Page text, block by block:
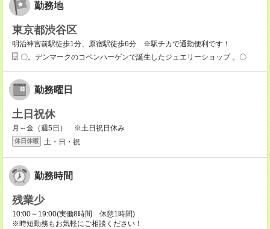
勤務地
東京都渋谷区
明治神宮前駅徒歩1分、原宿駅徒歩6分 ※駅チカで通勤便利です！
〇。デンマークのコペンハーゲンで誕生したジュエリーショップ 。〇
勤務曜日
土日祝休
月～金（週5日） ※土日祝日休み
休日休暇 土・日・祝
勤務時間
残業少
10:00～19:00(実働8時間 休憩1時間)
※時短勤務もお気軽にご相談ください！